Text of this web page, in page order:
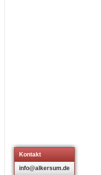
Kontakt
info@alkersum.de